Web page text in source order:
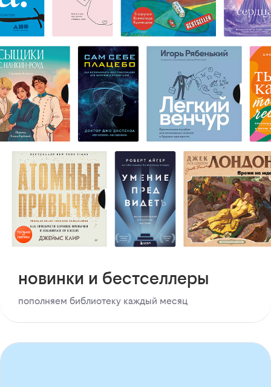
новинки и бестселлеры
пополняем библиотеку каждый месяц